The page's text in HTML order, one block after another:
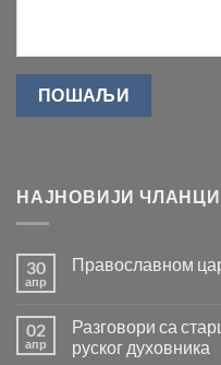
НАЈНОВИЈИ ЧЛАНЦИ
30
апр
Православном
Православном
царству
су
02
апр
Разговори са
руског духовника